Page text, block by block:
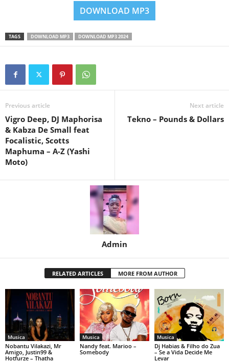
DOWNLOAD MP3
TAGS DOWNLOAD MP3 DOWNLOAD MP3 2024
Previous article
Vigro Deep, DJ Maphorisa
& Kabza De Small feat
Focalistic, Scotts
Maphuma – A-Z (Yashi
Moto)
Next article
Tekno – Pounds & Dollars
Admin
RELATED ARTICLES MORE FROM AUTHOR
Musica
Nobantu Vilakazi, Mr
Amigo, Justin99 &
Hotfurze – Thatha
Musica
Nandy feat. Marioo –
Somebody
Musica
Dj Habias & Filho do Zua
– Se a Vida Decide Me
Levar